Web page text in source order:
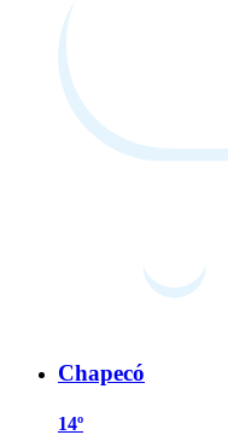
Chapecó
14º